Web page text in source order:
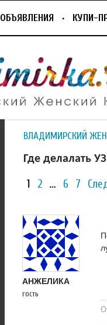
ОБЪЯВЛЕНИЯ КУПИ-
ВЛАДИМИРСКИЙ
Где делалать
1 2 … 6 7
АНЖЕЛИКА
гость